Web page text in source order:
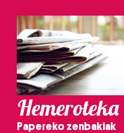
Hemeroteka
Papereko zenbakiak